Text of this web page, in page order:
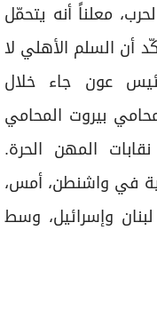
معلناً أنه يتحمّل
أن السلم الأهلي لا
عون جاء خلال
بيروت المحامي
المهن الحرة.
في واشنطن، أمس،
وإسرائيل، وسط